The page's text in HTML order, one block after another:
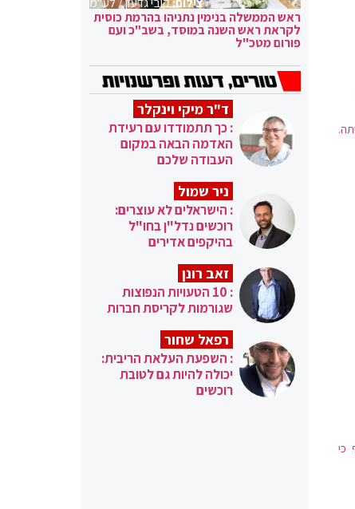
כי
ראש הממשלה בנימין נתניהו בהרמת כוסית
לקראת ראש השנה במוסד, בשב"כ ועם
פורום מטכ"ל
ד"ר מיקי וינקלר
: כך תתמודדו עם רעידת
האדמה הבאה במקום
העבודה שלכם
ניר שמול
: הישראלים לא עוצרים:
רוכשים נדל"ן בחו"ל
בהיקפים אדירים
זאב רונן
: 10 הטעויות הנפוצות
שגורמות לקריסת חברות
רפאל שחור
: השפעת העלאת הריבית:
יכולה להיות גם לטובת
רוכשים